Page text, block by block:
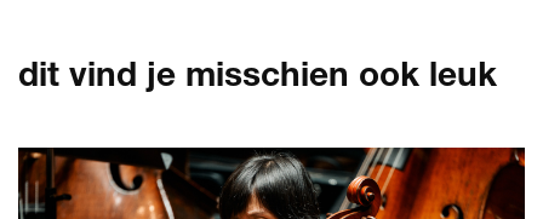
dit vind je misschien ook leuk